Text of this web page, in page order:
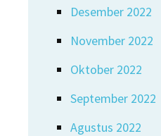
Desember 2022
November 2022
Oktober 2022
September 2022
Agustus 2022